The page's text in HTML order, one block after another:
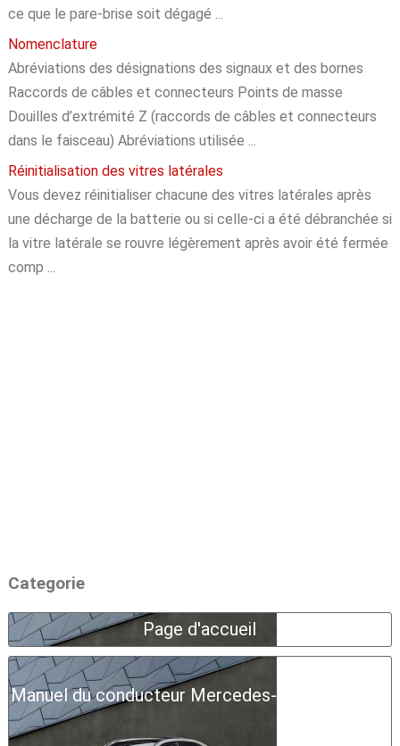
ce que le pare-brise soit dégagé ...
Nomenclature
Abréviations des désignations des signaux et des bornes
Raccords de câbles et connecteurs Points de masse
Douilles d’extrémité Z (raccords de câbles et connecteurs
dans le faisceau) Abréviations utilisée ...
Réinitialisation des vitres latérales
Vous devez réinitialiser chacune des vitres latérales après
une décharge de la batterie ou si celle-ci a été débranchée si
la vitre latérale se rouvre légèrement après avoir été fermée
comp ...
Categorie
Page d'accueil
Manuel du conducteur Mercedes-Benz Classe A